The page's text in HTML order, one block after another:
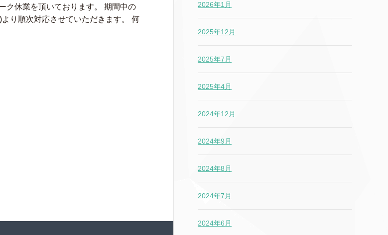
ク休業を頂いております。 期間中の
り順次対応させていただきます。 何
2026年1月
2025年12月
2025年7月
2025年4月
2024年12月
2024年9月
2024年8月
2024年7月
2024年6月